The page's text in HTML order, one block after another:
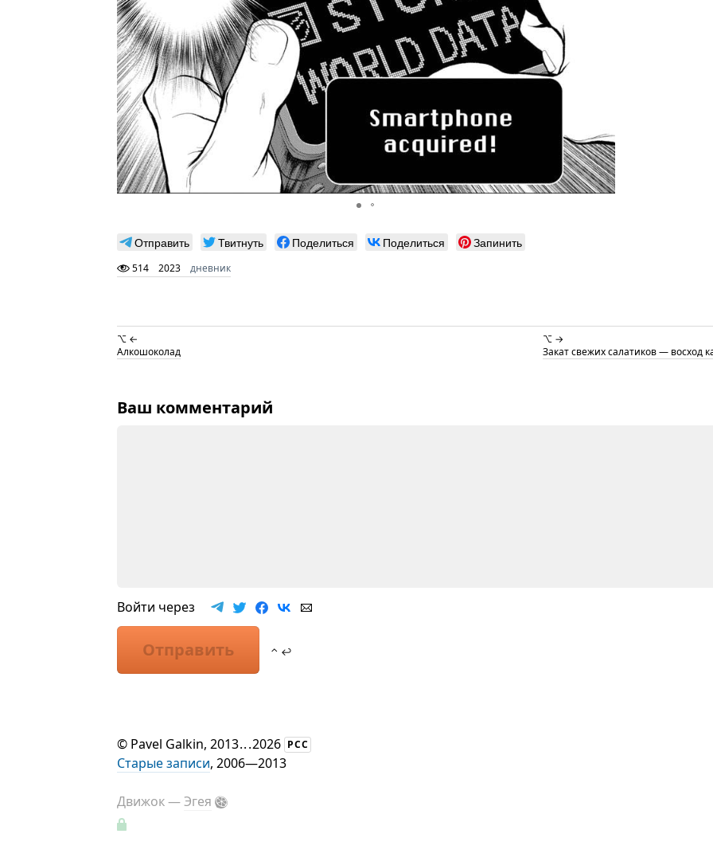
Отправить Твитнуть Поделиться Поделиться Запинить
514 2023 дневник
⌥ ←
Алкошоколад
⌥ →
Закат свежих салатиков — восход
Ваш комментарий
Войти через
Отправить ⌃ ↩
© Pavel Galkin, 2013...2026 РСС
Старые записи, 2006—2013
Движок —Эгея